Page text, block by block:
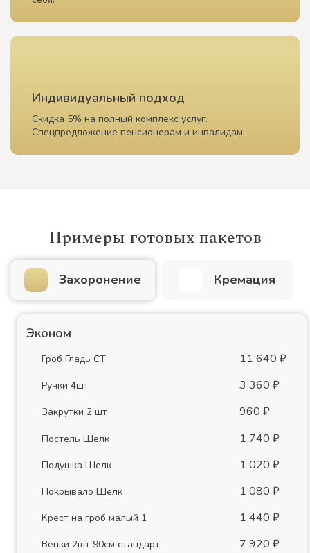
Индивидуальный подход
Скидка 5% на полный комплекс услуг.
Спецпредложение пенсионерам и инвалидам.
Примеры готовых пакетов
Захоронение Кремация
Эконом
Гроб Гладь СТ 11 640 ₽
Ручки 4шт 3 360 ₽
Закрутки 2 шт 960 ₽
Постель Шелк 1 740 ₽
Подушка Шелк 1 020 ₽
Покрывало Шелк 1 080 ₽
Крест на гроб малый 1 1 440 ₽
Венки 2шт 90см стандарт 7 920 ₽